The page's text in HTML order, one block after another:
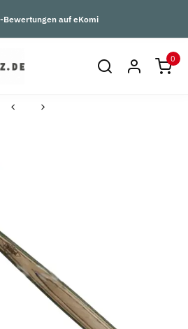
Bewertungen auf eKomi
0